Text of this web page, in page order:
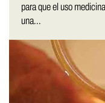
para que el uso
una...